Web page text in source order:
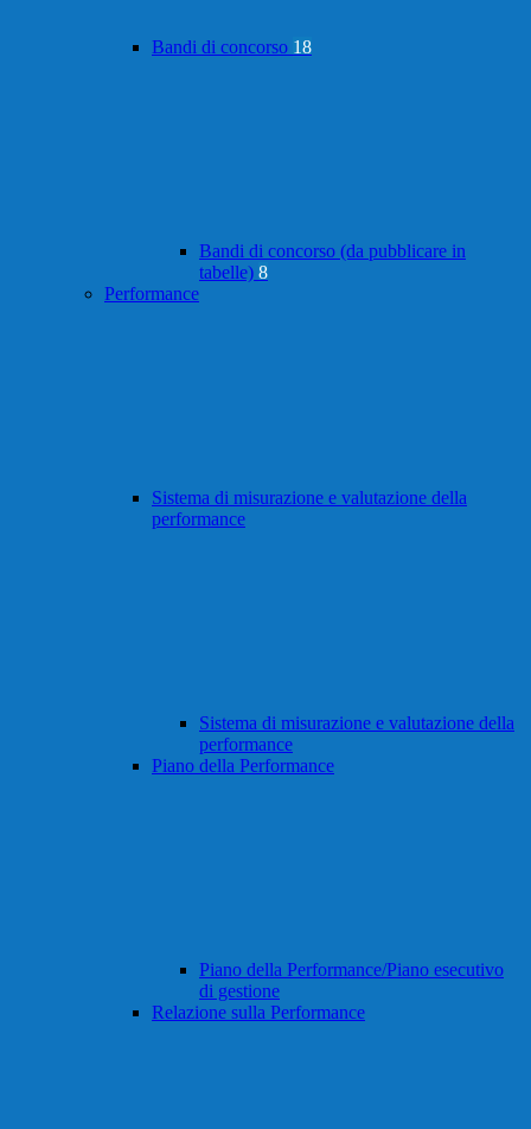
Bandi di concorso 18
Bandi di concorso (da pubblicare in
tabelle) 8
Performance
Sistema di misurazione e valutazione della
performance
Sistema di misurazione e valutazione della
performance
Piano della Performance
Piano della Performance/Piano esecutivo
di gestione
Relazione sulla Performance